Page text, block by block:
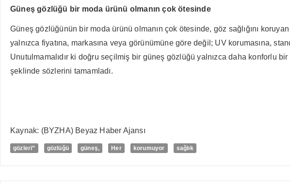
Güneş gözlüğü bir moda ürünü olmanın çok ötesinde
Güneş gözlüğünün bir moda ürünü olmanın çok ötesinde, göz sağlığını
yalnızca fiyatına, markasına veya görünümüne göre değil; UV korumasına,
Unutulmamalıdır ki doğru seçilmiş bir güneş gözlüğü yalnızca daha konforlu
şeklinde sözlerini tamamladı.
Kaynak: (BYZHA) Beyaz Haber Ajansı
gözleri” gözlüğü güneş, Her korumuyor sağlık